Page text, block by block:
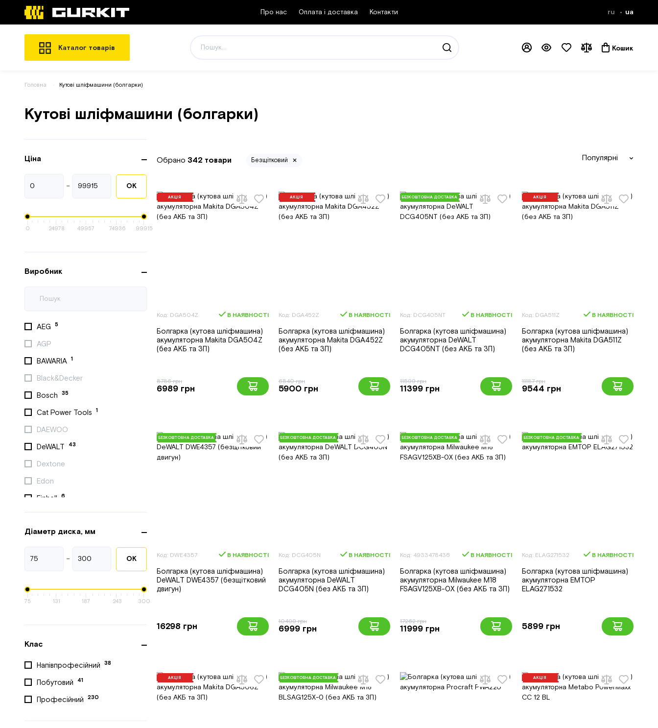
Про нас Оплата і доставка Контакти ru ua
Каталог товарів Кошик
Головна Кутові шліфмашини (болгарки)
Кутові шліфмашини (болгарки)
Ціна
- ОК
0 24978 49957 74936 99915
Виробник
AEG 5
AGP
BAWARIA 1
Black&Decker
Bosch 35
Cat Power Tools 1
DAEWOO
DeWALT
43
Dextone
Edon
Einhell 6
FORTE
HiKOKI
Machtz
Machtz
Makita56
Діаметр диска, мм
- ОК
75 131 187 243 300
Клас
Напівпрофесійний 38
Побутовий 41
Професійний 230
Обрано 342 товари Безщітковий Популярні
АКЦІЯ
Код: DGA504Z В НАЯВНОСТІ
Болгарка (кутова шліфмашина)
акумуляторна Makita DGA504Z
(без АКБ та ЗП)
8786 грн
6989 грн
АКЦІЯ
Код: DGA452Z В НАЯВНОСТІ
Болгарка (кутова шліфмашина)
акумуляторна Makita DGA452Z
(без АКБ та ЗП)
6840 грн
5900 грн
БЕЗКОШТОВНА ДОСТАВКА
Код: DCG405NT В НАЯВНОСТІ
Болгарка (кутова шліфмашина)
акумуляторна DeWALT
DCG405NT (без АКБ та ЗП)
11599 грн
11399 грн
АКЦІЯ
Код: DGA511Z В НАЯВНОСТІ
Болгарка (кутова шліфмашина)
акумуляторна Makita DGA511Z
(без АКБ та ЗП)
11187 грн
9544 грн
БЕЗКОШТОВНА ДОСТАВКА
Код: DWE4357 В НАЯВНОСТІ
Болгарка (кутова шліфмашина)
DeWALT DWE4357 (безщітковий
двигун)
16298 грн
БЕЗКОШТОВНА ДОСТАВКА
Код: DCG405N В НАЯВНОСТІ
Болгарка (кутова шліфмашина)
акумуляторна DeWALT
DCG405N (без АКБ та ЗП)
10499 грн
6999 грн
БЕЗКОШТОВНА ДОСТАВКА
Код: 4933478436 В НАЯВНОСТІ
Болгарка (кутова шліфмашина)
акумуляторна Milwaukee M18
FSAGV125XB-0X (без АКБ та ЗП)
17262 грн
11999 грн
БЕЗКОШТОВНА ДОСТАВКА
Код: ELAG271532 В НАЯВНОСТІ
Болгарка (кутова шліфмашина)
акумуляторна EMTOP
ELAG271532
5899 грн
АКЦІЯ БЕЗКОШТОВНА ДОСТАВКА АКЦІЯ